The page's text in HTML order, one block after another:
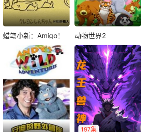
蜡笔小新：Amigo！森巴入侵计划
双叶幼稚园的园游
会快到了，往年都
会在园游会里跳春
日部舞，但这一..
蜡笔小新：Amigo！
森巴入侵计划
动物世界2
欢迎来到动物世
界，我们将以动画
的形式向小朋友们
展示各种有趣的动..
动物世界2
197集